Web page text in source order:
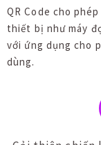
QR Code cho
thiết bị như máy
với ứng dụng cho
dùng.